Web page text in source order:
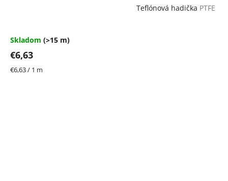
Teflónová hadička PTFE
Skladom (>15 m)
€6,63
Jednotková
€6,63 / 1 m